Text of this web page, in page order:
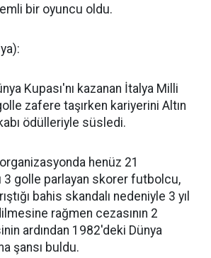
bir oyuncu oldu.
Kupası'nı kazanan İtalya Milli
golle zafere taşırken kariyerini Altın
ödülleriyle süsledi.
henüz 21
3 golle parlayan skorer futbolcu,
bahis skandalı nedeniyle 3 yıl
rağmen cezasının 2
ardından 1982'deki Dünya
şansı buldu.